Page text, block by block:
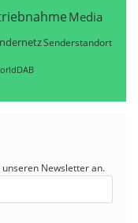
Media
Senderstandort
Newsletter an.